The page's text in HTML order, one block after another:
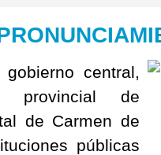
central,
provincial de
de Carmen de
públicas